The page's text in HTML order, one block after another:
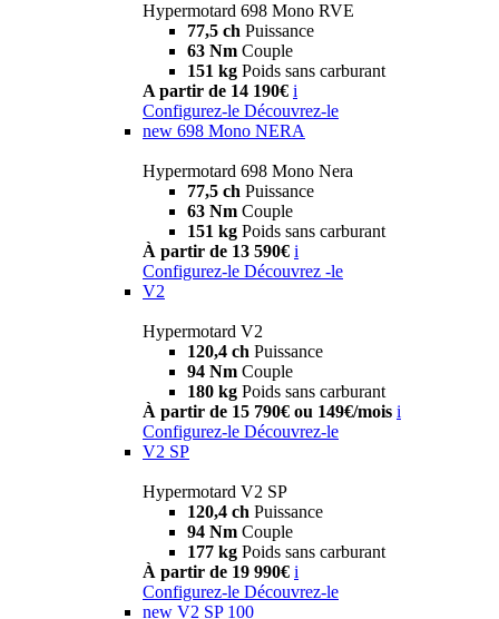
Hypermotard 698 Mono RVE
77,5 ch Puissance
63 Nm Couple
151 kg Poids sans carburant
A partir de 14 190€ i
Configurez-le Découvrez-le
new 698 Mono NERA
Hypermotard 698 Mono Nera
77,5 ch Puissance
63 Nm Couple
151 kg Poids sans carburant
À partir de 13 590€ i
Configurez-le Découvrez -le
V2
Hypermotard V2
120,4 ch Puissance
94 Nm Couple
180 kg Poids sans carburant
À partir de 15 790€ ou 149€/mois i
Configurez-le Découvrez-le
V2 SP
Hypermotard V2 SP
120,4 ch Puissance
94 Nm Couple
177 kg Poids sans carburant
À partir de 19 990€ i
Configurez-le Découvrez-le
new V2 SP 100